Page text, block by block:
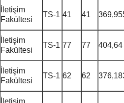
İletişim
Fakültesi
TS-1 41 41
İletişim
Fakültesi
TS-1 77 77 404,64
İletişim
Fakültesi
TS-1 62 62